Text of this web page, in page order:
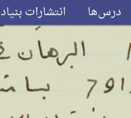
درس‌ها انتشارات بنیاد